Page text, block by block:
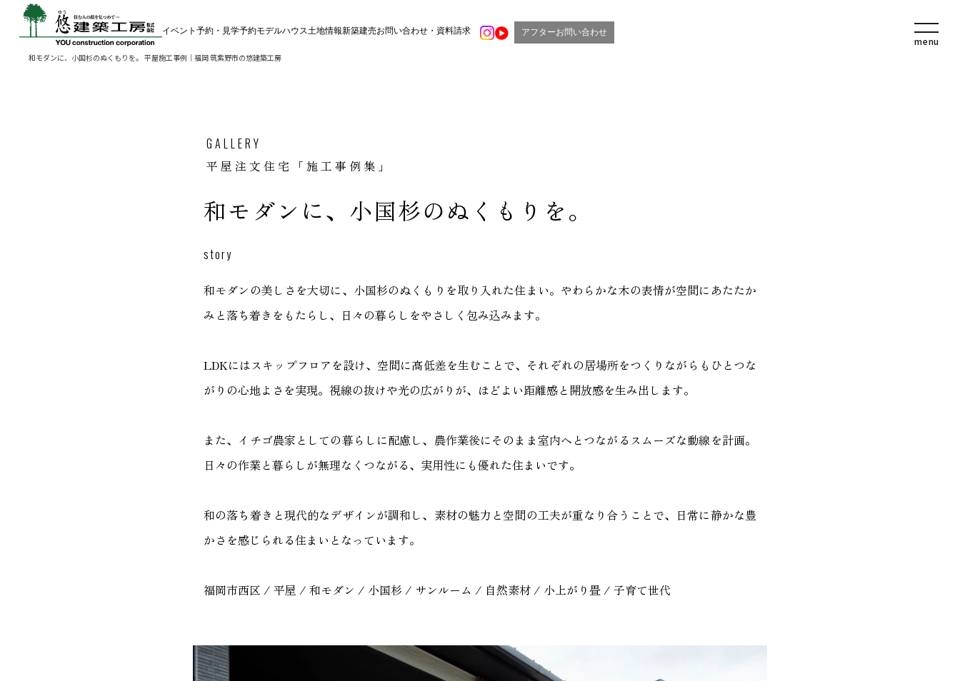
イベント予約・見学予約モデルハウス 土地情報新築建売お問い合わせ・資料請求 アフターお問い合わせ
和モダンに、小国杉のぬくもりを。 平屋施工事例｜福岡 筑紫野市の悠建築工房
GALLERY
平屋注文住宅「施工事例集」
和モダンに、小国杉のぬくもりを。
story
和モダンの美しさを大切に、小国杉のぬくもりを取り入れた住まい。やわらかな木の表情が空間にあたたか
みと落ち着きをもたらし、日々の暮らしをやさしく包み込みます。
LDKにはスキップフロアを設け、空間に高低差を生むことで、それぞれの居場所をつくりながらもひとつな
がりの心地よさを実現。視線の抜けや光の広がりが、ほどよい距離感と開放感を生み出します。
また、イチゴ農家としての暮らしに配慮し、農作業後にそのまま室内へとつながるスムーズな動線を計画。
日々の作業と暮らしが無理なくつながる、実用性にも優れた住まいです。
和の落ち着きと現代的なデザインが調和し、素材の魅力と空間の工夫が重なり合うことで、日常に静かな豊
かさを感じられる住まいとなっています。
福岡市西区 / 平屋 / 和モダン / 小国杉 / サンルーム / 自然素材 / 小上がり畳 / 子育て世代